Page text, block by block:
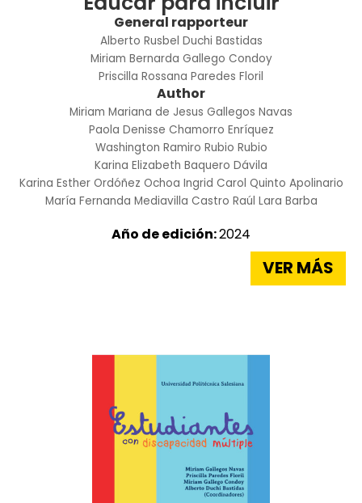
General rapporteur
Alberto Rusbel Duchi Bastidas
Miriam Bernarda Gallego Condoy
Priscilla Rossana Paredes Floril
Author
Miriam Mariana de Jesus Gallegos Navas
Paola Denisse Chamorro Enríquez
Washington Ramiro Rubio Rubio
Karina Elizabeth Baquero Dávila
Karina Esther Ordóñez Ochoa Ingrid Carol Quinto Apolinario
María Fernanda Mediavilla Castro Raúl Lara Barba
Año de edición:2024
VER MÁS